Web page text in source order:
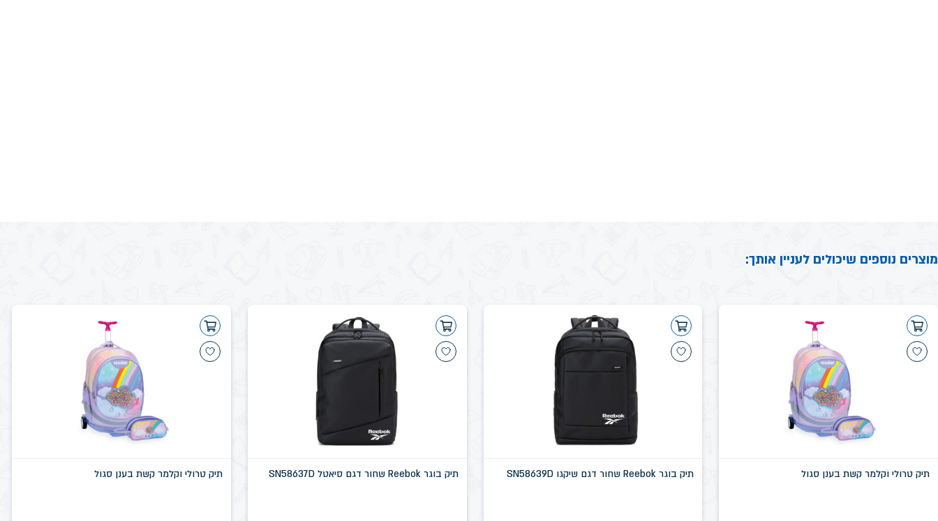
מוצרים נוספים שיכולים לעניין אותך:
תיק טרולי וקלמר קשת בענן סגול תיק בוגר Reebok שחור דגם שיקגו SN58639D תיק בוגר Reebok שחור דגם סיאטל SN58637D תיק טרולי וקלמר קשת בענן סגול